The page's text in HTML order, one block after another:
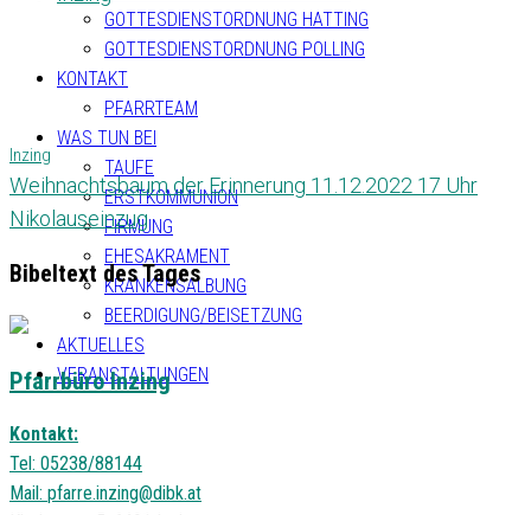
GOTTESDIENSTORDNUNG HATTING
GOTTESDIENSTORDNUNG POLLING
KONTAKT
PFARRTEAM
WAS TUN BEI
TAUFE
ERSTKOMMUNION
FIRMUNG
EHESAKRAMENT
KRANKENSALBUNG
BEERDIGUNG/BEISETZUNG
AKTUELLES
VERANSTALTUNGEN
Inzing
Weihnachtsbaum der Erinnerung 11.12.2022 17 Uhr
Nikolauseinzug
Bibeltext des Tages
Pfarrbüro Inzing
Kontakt:
Tel: 05238/88144
Mail: pfarre.inzing@dibk.at